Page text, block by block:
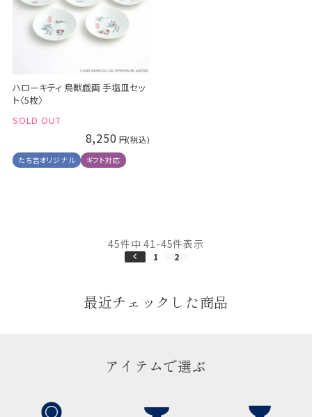
ハローキティ 鳥獣戯画 手塩皿セッ
ト〈5枚〉
SOLD OUT
8,250
たち吉オリジナル ギフト対応
45件中 41-45件表示
1 2
最近チェックした商品
アイテムで選ぶ